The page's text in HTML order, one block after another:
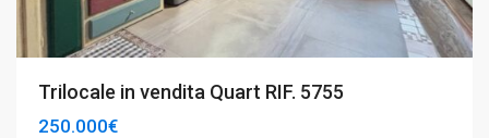
Trilocale in vendita Quart RIF. 5755
250.000€